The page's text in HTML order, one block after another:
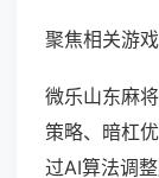
聚焦相关游
微乐山东麻
策略、暗杠
过AI算法调